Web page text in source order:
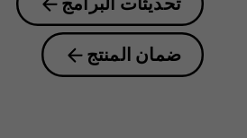
ضمان المنتج